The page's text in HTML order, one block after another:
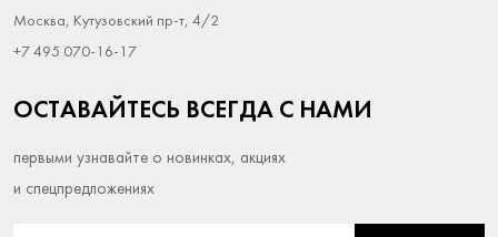
Москва, Кутузовский пр-т, 4/2
+7 495 070-16-17
ОСТАВАЙТЕСЬ ВСЕГДА С НАМИ
первыми узнавайте о новинках, акциях
и спецпредложениях